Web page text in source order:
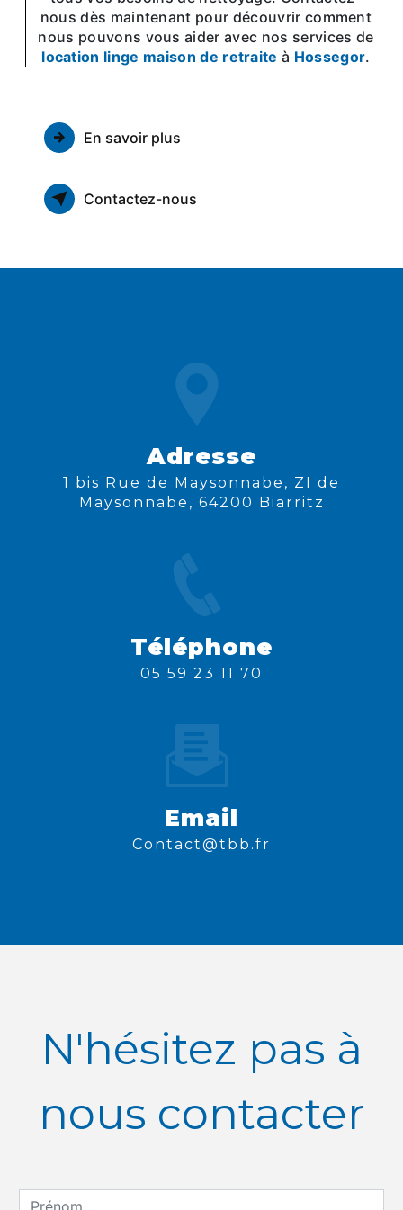
nous dès maintenant pour découvrir comment
nous pouvons vous aider avec nos services de
location linge maison de retraite à Hossegor.
En savoir plus
Contactez-nous
Adresse
1 bis Rue de Maysonnabe, ZI de
Maysonnabe, 64200 Biarritz
Téléphone
05 59 23 11 70
Email
contact@tbb.fr
N'hésitez pas à
nous contacter